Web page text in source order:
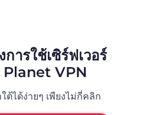
ารใช้เซิร์ฟเวอร์
Planet VPN
ต้ได้ง่ายๆ เพียงไม่กี่คลิก